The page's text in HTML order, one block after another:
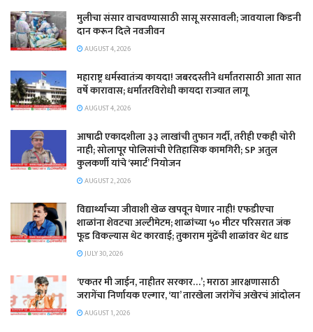
मुलीचा संसार वाचवण्यासाठी सासू सरसावली; जावयाला किडनी
दान करून दिले नवजीवन
AUGUST 4, 2026
महाराष्ट्र धर्मस्वातंत्र्य कायदा! जबरदस्तीने धर्मांतरासाठी आता सात
वर्षे कारावास; धर्मांतरविरोधी कायदा राज्यात लागू
AUGUST 4, 2026
आषाढी एकादशीला ३३ लाखांची तुफान गर्दी, तरीही एकही चोरी
नाही; सोलापूर पोलिसांची ऐतिहासिक कामगिरी; SP अतुल
कुलकर्णी यांचे ‘स्मार्ट’ नियोजन
AUGUST 2, 2026
विद्यार्थ्यांच्या जीवाशी खेळ खपवून घेणार नाही! एफडीएचा
शाळांना शेवटचा अल्टीमेटम; शाळांच्या ५० मीटर परिसरात जंक
फूड विकल्यास थेट कारवाई; तुकाराम मुंढेंची शाळांवर थेट धाड
JULY 30, 2026
‘एकतर मी जाईन, नाहीतर सरकार…’; मराठा आरक्षणासाठी
जरागेंचा निर्णायक एल्गार, ‘या’ तारखेला जरांगेंचं अखेरचं आंदोलन
AUGUST 1, 2026